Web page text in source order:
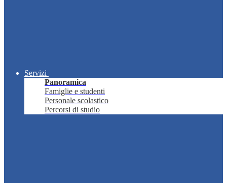
Servizi
Panoramica
Famiglie e studenti
Personale scolastico
Percorsi di studio